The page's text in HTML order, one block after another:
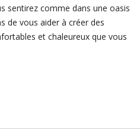
sentirez comme dans une oasis
de vous aider à créer des
et chaleureux que vous